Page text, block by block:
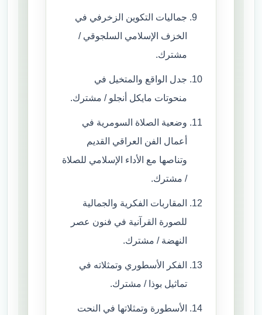
جماليات التكوين الزخرفي في
الخزف الإسلامي السلجوقي /
مشترك.
جدل الواقع والمتخيل في
منحوتات مايكل أنجلو / مشترك.
وضعية الصلاة السومرية في
أعمال الفن العراقي القديم
وتناصها مع الأداء الإسلامي للصلاة
/ مشترك.
المقاربات الفكرية والجمالية
للصورة القرآنية في فنون عصر
النهضة / مشترك.
الفكر الأسطوري وتمثلاته في
تماثيل بوذا / مشترك.
الأسطورة وتمثلاتها في النحت